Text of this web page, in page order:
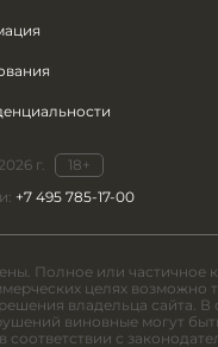
г.
18+
+7 495 785-17-00
Полное или частичное
целях возможно
владельца сайта. В
виновные могут
соответствии с